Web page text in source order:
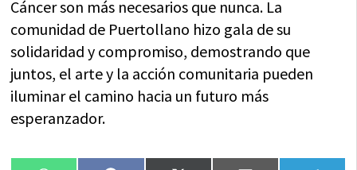
Cáncer son más necesarios que nunca. La
comunidad de Puertollano hizo gala de su
solidaridad y compromiso, demostrando que
juntos, el arte y la acción comunitaria pueden
iluminar el camino hacia un futuro más
esperanzador.